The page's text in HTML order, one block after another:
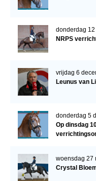
donderdag
NRPS
vrijdag 6
Leunus van
donderdag 5
Op dinsdag
woensdag 27
Crystal